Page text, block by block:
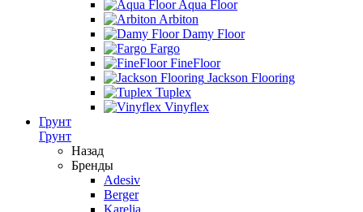
Aqua Floor
Arbiton
Damy Floor
Fargo
FineFloor
Jackson Flooring
Tuplex
Vinyflex
Грунт
Грунт
Назад
Бренды
Adesiv
Berger
Karelia